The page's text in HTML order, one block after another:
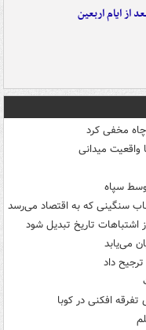
از ایام اربعین
مخفی کرد
میدانی
سپاه
سنگینی که به اقتصاد می‌رسد
تاریخ تبدیل شود
می‌یابد
داد
تفرقه افکنی در کوبا